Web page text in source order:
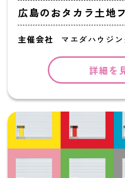
広島のおタカラ土地
主催会社 マエダハウジン
詳細を